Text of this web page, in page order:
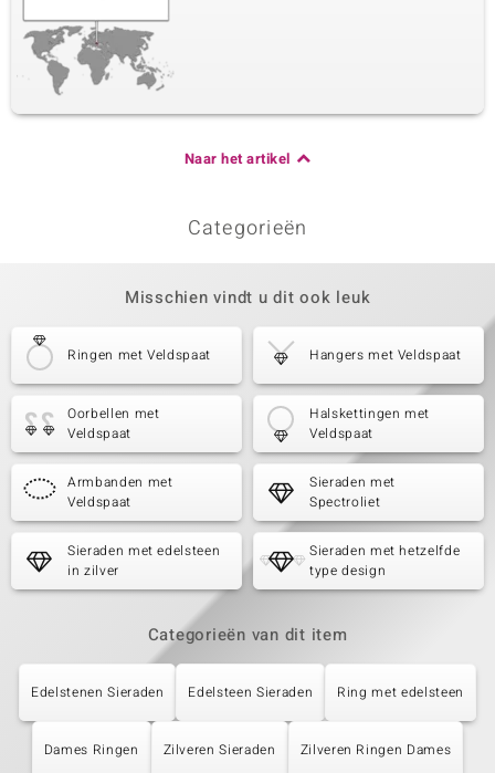
Naar het artikel
Categorieën
Misschien vindt u dit ook leuk
Ringen met Veldspaat Hangers met Veldspaat
Oorbellen met
Veldspaat
Halskettingen met
Veldspaat
Armbanden met
Veldspaat
Sieraden met
Spectroliet
Sieraden met edelsteen
in zilver
Sieraden met hetzelfde
type design
Categorieën van dit item
Edelstenen Sieraden Edelsteen Sieraden Ring met edelsteen
Dames Ringen Zilveren Sieraden Zilveren Ringen Dames